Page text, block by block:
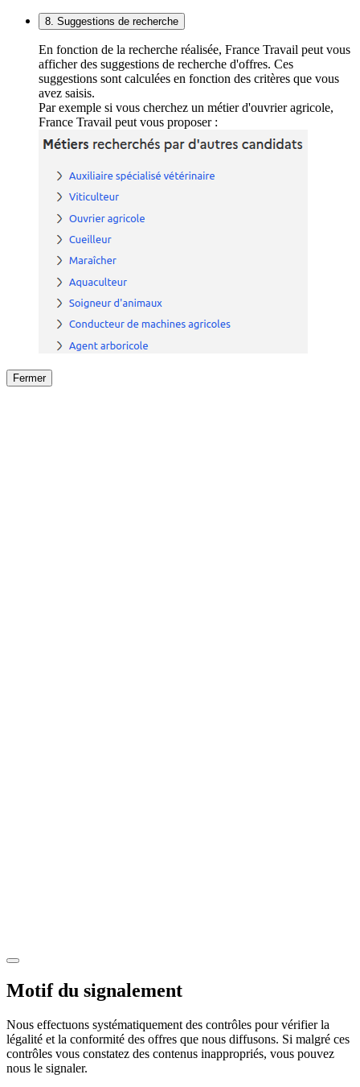
8. Suggestions de recherche
En fonction de la recherche réalisée, France Travail peut vous
afficher des suggestions de recherche d'offres. Ces
suggestions sont calculées en fonction des critères que vous
avez saisis.
Par exemple si vous cherchez un métier d'ouvrier agricole,
France Travail peut vous proposer :
Fermer
Motif du signalement
Nous effectuons systématiquement des contrôles pour vérifier la
légalité et la conformité des offres que nous diffusons. Si malgré ces
contrôles vous constatez des contenus inappropriés, vous pouvez
nous le signaler.